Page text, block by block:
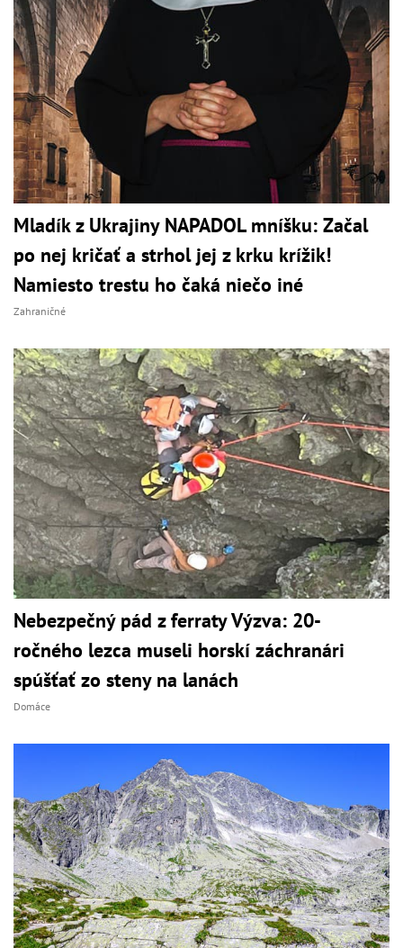
Mladík z Ukrajiny NAPADOL mníšku: Začal
po nej kričať a strhol jej z krku krížik!
Namiesto trestu ho čaká niečo iné
Zahraničné
Nebezpečný pád z ferraty Výzva: 20-
ročného lezca museli horskí záchranári
spúšťať zo steny na lanách
Domáce